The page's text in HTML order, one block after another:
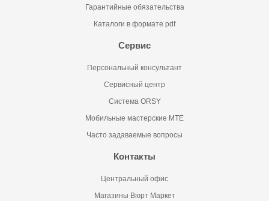
Гарантийные обязательства
Каталоги в формате pdf
Сервис
Персональный консультант
Сервисный центр
Система ORSY
Мобильные мастерские MTE
Часто задаваемые вопросы
Контакты
Центральный офис
Магазины Вюрт Маркет